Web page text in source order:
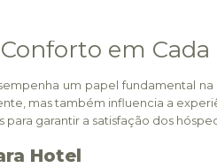
em
um papel fundamental
mas também influencia a
garantir a satisfação dos
Hotel